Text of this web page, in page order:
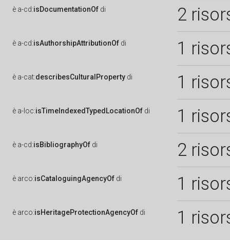
è a-cd:isDocumentationOf di 2
è a-cd:isAuthorshipAttributionOf di 1
è a-cat:describesCulturalProperty di 1
è a-loc:isTimeIndexedTypedLocationOf di 1
è a-cd:isBibliographyOf di 2
è arco:isCataloguingAgencyOf di 1
è arco:isHeritageProtectionAgencyOf di 1